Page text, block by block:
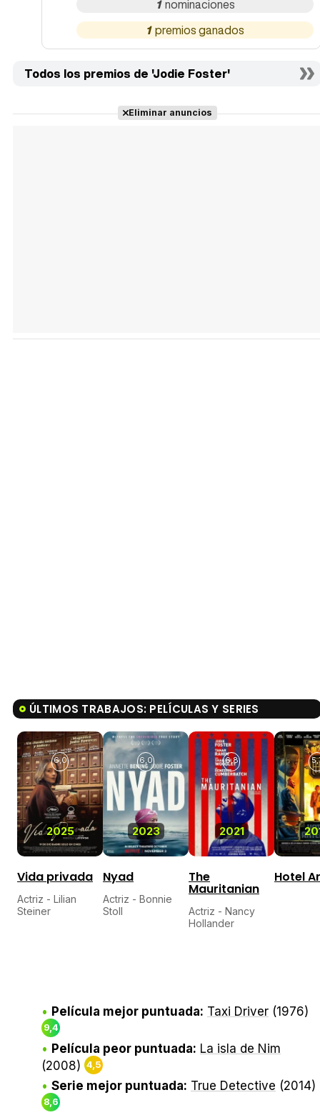
1
1
Todos los premios de 'Jodie Foster'
Eliminar anuncios
ÚLTIMOS TRABAJOS: PELÍCULAS Y SERIES
2025
6,0
Vida privada
Actriz - Lilian
Steiner
2023
6,0
Nyad
Actriz - Bonnie
Stoll
2021
6,8
The
Mauritanian
Actriz - Nancy
Hollander
Hotel
Película mejor puntuada: Taxi Driver (1976)
9,4
Película peor puntuada: La isla de Nim
(2008) 4,5
Serie mejor puntuada: True Detective (2014)
8,6